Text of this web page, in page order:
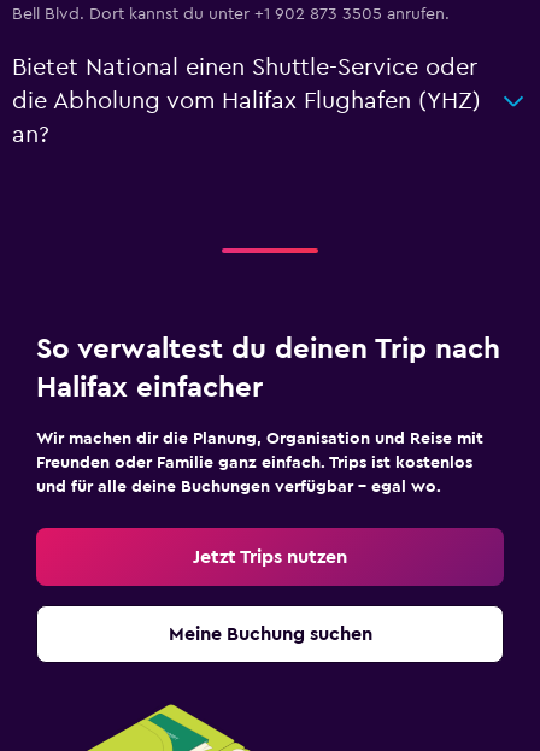
Bell Blvd. Dort kannst du unter +1 902 873 3505 anrufen.
Bietet National einen Shuttle-Service oder
die Abholung vom Halifax Flughafen (YHZ)
an?
So verwaltest du deinen Trip nach
Halifax einfacher
Wir machen dir die Planung, Organisation und Reise mit
Freunden oder Familie ganz einfach. Trips ist kostenlos
und für alle deine Buchungen verfügbar – egal wo.
Jetzt Trips nutzen
Meine Buchung suchen